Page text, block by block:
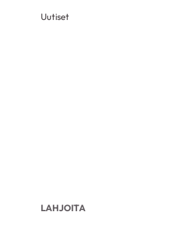
Uutiset
LAHJOITA